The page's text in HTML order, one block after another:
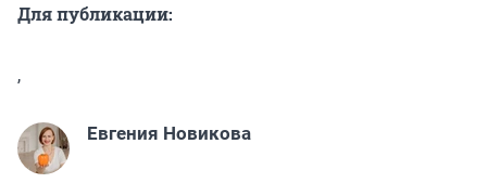
Для публикации:
,
Евгения Новикова